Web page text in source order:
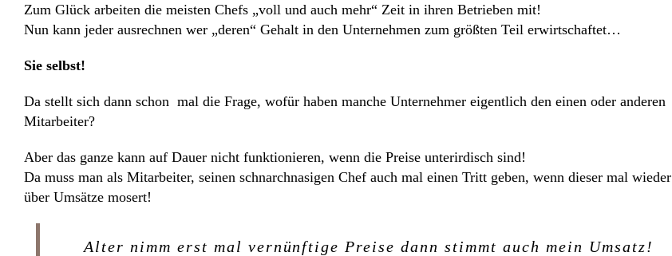
Zum Glück arbeiten die meisten Chefs „voll und auch mehr“ Zeit in ihren Betrieben mit!
Nun kann jeder ausrechnen wer „deren“ Gehalt in den Unternehmen zum größten Teil erwirtschaftet…
Sie selbst!
Da stellt sich dann schon mal die Frage, wofür haben manche Unternehmer eigentlich den einen oder anderen
Mitarbeiter?
Aber das ganze kann auf Dauer nicht funktionieren, wenn die Preise unterirdisch sind!
Da muss man als Mitarbeiter, seinen schnarchnasigen Chef auch mal einen Tritt geben, wenn dieser mal wieder
über Umsätze mosert!
Alter nimm erst mal vernünftige Preise dann stimmt auch mein Umsatz!